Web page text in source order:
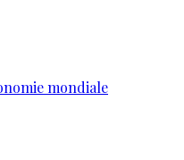
mondiale